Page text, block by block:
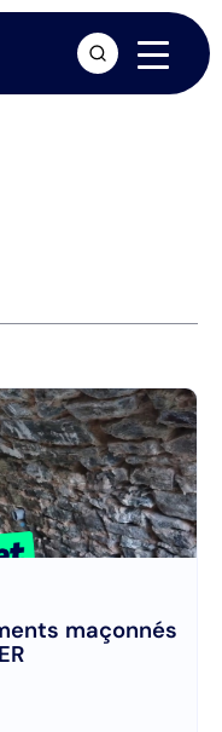
maçonnés
arrow_forward